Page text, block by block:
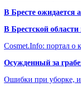
В Бресте ожидается
В Брестской
Cosmet.Info: портал о
Осужденный за
Ошибки при уборке,